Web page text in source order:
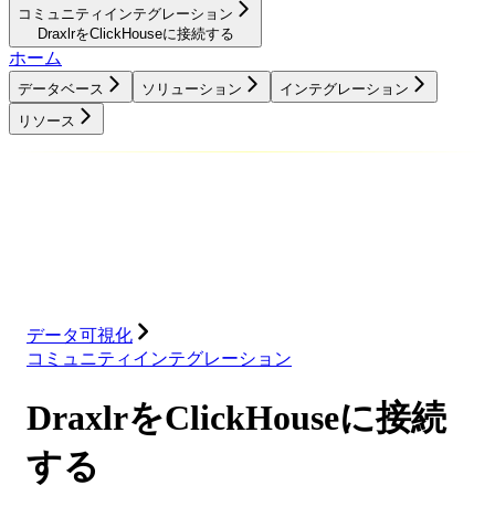
コミュニティインテグレーション
DraxlrをClickHouseに接続する
ホーム
データベース ソリューション
インテグレーション
リソース
データ可視化
コミュニティインテグレーション
DraxlrをClickHouseに接続
する